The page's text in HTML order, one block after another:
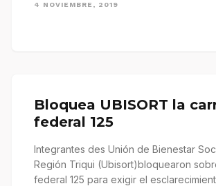
4 NOVIEMBRE, 2019
Bloquea UBISORT la
federal 125
Integrantes des Unión de Bienestar
Región Triqui (Ubisort)bloquearon
federal 125 para exigir el